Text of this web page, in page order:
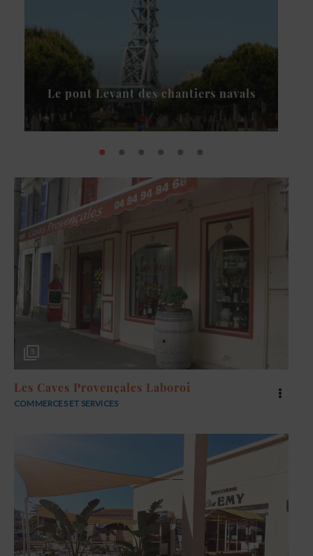
Le pont Levant des chantiers navals
5
Les Caves Provençales Laboroi
COMMERCES ET SERVICES